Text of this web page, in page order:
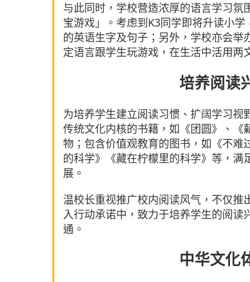
与此同时，学校营造浓厚的语言学习
宝游戏」。考虑到K3同学即将升读小
的英语生字及句子；另外，学校亦会
定语言跟学生玩游戏，在生活中活用两
培养阅读
为培养学生建立阅读习惯、扩阔学习
传统文化内核的书籍，如《团圆》、
物；包含价值观教育的图书，如《不难
的科学》《藏在柠檬里的科学》等，
展。
温校长重视推广校内阅读风气，不仅
入行动承诺中，致力于培养学生的阅
通。
中华文化